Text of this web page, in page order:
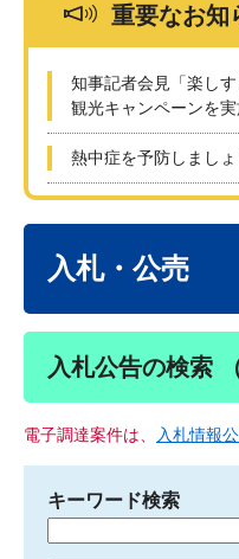
重要なお知
知事記者会見「楽し
観光キャンペーンを
熱中症を予防しましょ
入札・公売
入札公告の検索
電子調達案件は、 入札情報
キーワード検索